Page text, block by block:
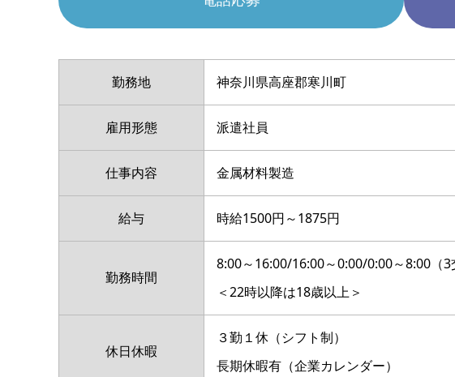
勤務地 神奈川県高座郡寒川町
雇用形態 派遣社員
仕事内容 金属材料製造
給与 時給1500円～1875円
勤務時間
8:00～16:00/16:00～0:00/0:00～8:00（3
＜22時以降は18歳以上＞
休日休暇
３勤１休（シフト制）
長期休暇有（企業カレンダー）